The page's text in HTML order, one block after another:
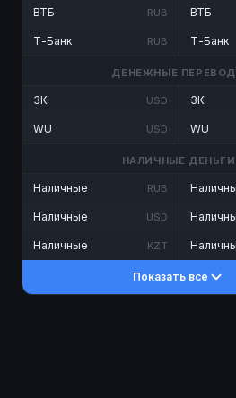
ВТБ RUB
Т-Банк RUB
ВТБ
Т-Банк
ДЕНЕЖНЫЕ
ЗК USD
WU USD
ЗК
WU
НАЛИЧНЫЕ ДЕНЬГИ
Наличные RUB
Наличные USD
Наличные KZT
Показать все